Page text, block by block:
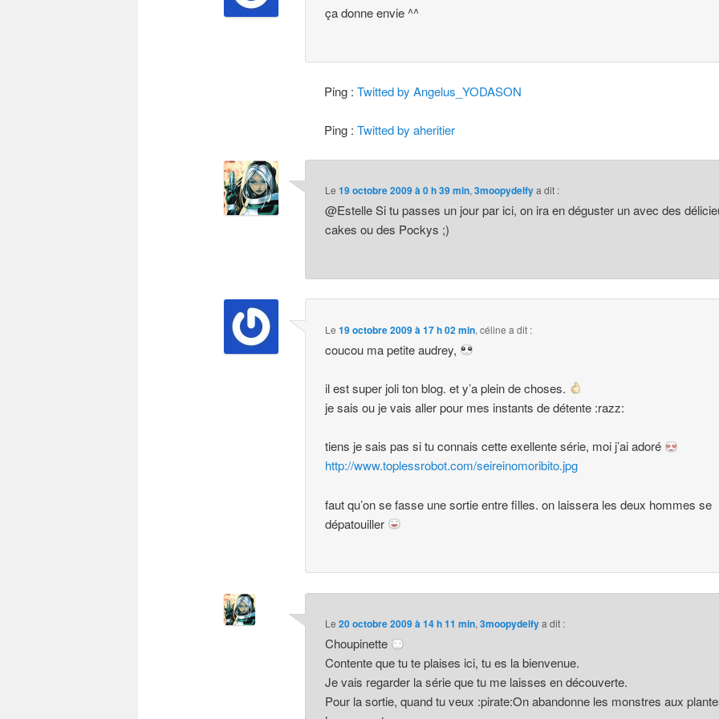
ça donne envie ^^
Ping :Twitted by Angelus_YODASON
Ping :Twitted by aheritier
Le19 octobre 2009 à 0 h 39 min,3moopydelfya dit :
@Estelle Si tu passes un jour par ici, on ira en déguster un avec des
cakes ou des Pockys ;)
Le19 octobre 2009 à 17 h 02 min,céline a dit :
coucou ma petite audrey,
il est super joli ton blog. et y’a plein de choses.
je sais ou je vais aller pour mes instants de détente :razz:
tiens je sais pas si tu connais cette exellente série, moi j’ai adoré
http://www.toplessrobot.com/seireinomoribito.jpg
faut qu’on se fasse une sortie entre filles. on laissera les deux hommes se
dépatouiller
Le20 octobre 2009 à 14 h 11 min,3moopydelfya dit :
Choupinette
Contente que tu te plaises ici, tu es la bienvenue.
Je vais regarder la série que tu me laisses en découverte.
Pour la sortie, quand tu veux :pirate:On abandonne les monstres aux